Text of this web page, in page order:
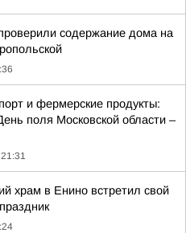
содержание дома на
и фермерские продукты:
поля Московской области –
храм в Енино встретил свой